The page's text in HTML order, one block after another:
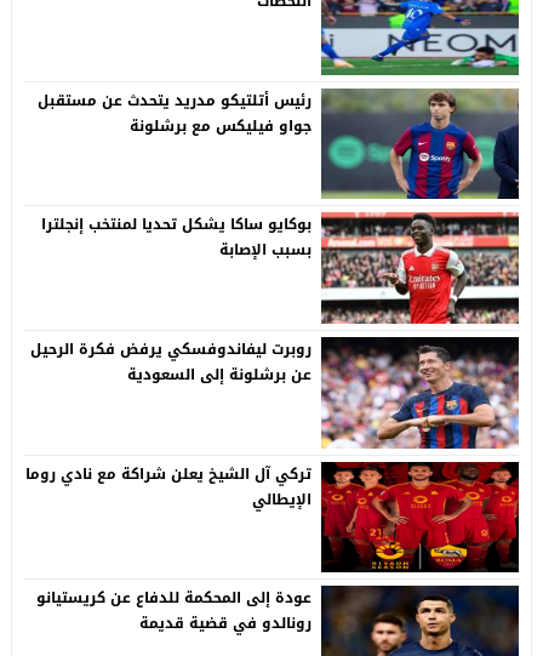
رئيس أتلتيكو مدريد يتحدث عن مستقبل
جواو فيليكس مع برشلونة
بوكايو ساكا يشكل تحديا لمنتخب إنجلترا
بسبب الإصابة
روبرت ليفاندوفسكي يرفض فكرة الرحيل
عن برشلونة إلى السعودية
تركي آل الشيخ يعلن شراكة مع نادي روما
الإيطالي
عودة إلى المحكمة للدفاع عن كريستيانو
رونالدو في قضية قديمة